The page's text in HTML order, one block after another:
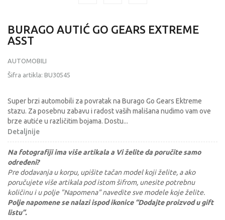
BURAGO AUTIĆ GO GEARS EXTREME
ASST
AUTOMOBILI
Šifra artikla: BU30545
Super brzi automobili za povratak na Burago Go Gears Ektreme
stazu. Za posebnu zabavu i radost vaših mališana nudimo vam ove
brze autiće u različitim bojama. Dostu...
Detaljnije
Na fotografiji ima više artikala a Vi želite da poručite samo
određeni?
Pre dodavanja u korpu, upišite tačan model koji želite, a ako
poručujete više artikala pod istom šifrom, unesite potrebnu
količinu i u polje "Napomena" navedite sve modele koje želite.
Polje napomene se nalazi ispod ikonice “Dodajte proizvod u gift
listu”.